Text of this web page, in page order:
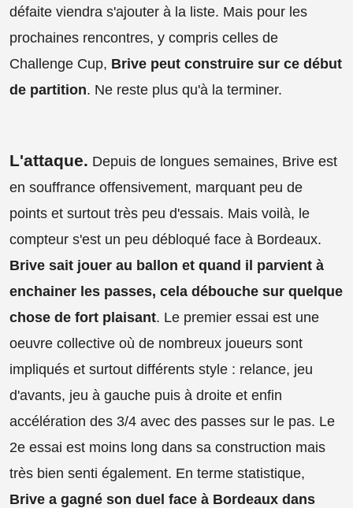
défaite viendra s'ajouter à la liste. Mais pour les
prochaines rencontres, y compris celles de
Challenge Cup, Brive peut construire sur ce début
de partition. Ne reste plus qu'à la terminer.
L'attaque. Depuis de longues semaines, Brive est
en souffrance offensivement, marquant peu de
points et surtout très peu d'essais. Mais voilà, le
compteur s'est un peu débloqué face à Bordeaux.
Brive sait jouer au ballon et quand il parvient à
enchainer les passes, cela débouche sur quelque
chose de fort plaisant. Le premier essai est une
oeuvre collective où de nombreux joueurs sont
impliqués et surtout différents style : relance, jeu
d'avants, jeu à gauche puis à droite et enfin
accélération des 3/4 avec des passes sur le pas. Le
2e essai est moins long dans sa construction mais
très bien senti également. En terme statistique,
Brive a gagné son duel face à Bordeaux dans